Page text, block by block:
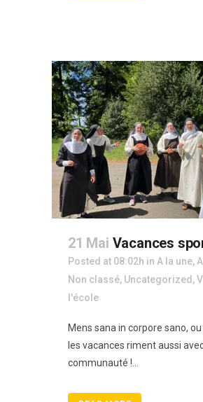
21 Mai Vacances
Posted at 08:02h in A la une,
Non classé, Uncategorized ,
l'école
Mens sana in corpore sano,
les vacances riment aussi
communauté !...